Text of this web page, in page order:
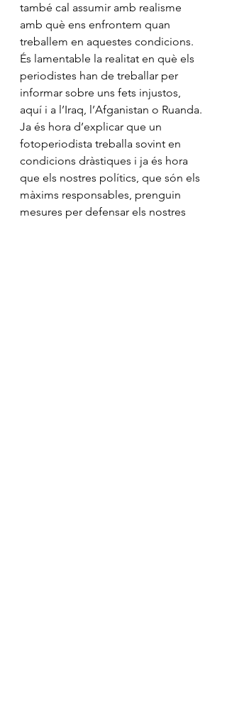
també cal assumir amb realisme
amb què ens enfrontem quan
treballem en aquestes condicions.
És lamentable la realitat en què els
periodistes han de treballar per
informar sobre uns fets injustos,
aquí i a l’Iraq, l’Afganistan o Ruanda.
Ja és hora d’explicar que un
fotoperiodista treballa sovint en
condicions dràstiques i ja és hora
que els nostres polítics, que són els
màxims responsables, prenguin
mesures per defensar els nostres